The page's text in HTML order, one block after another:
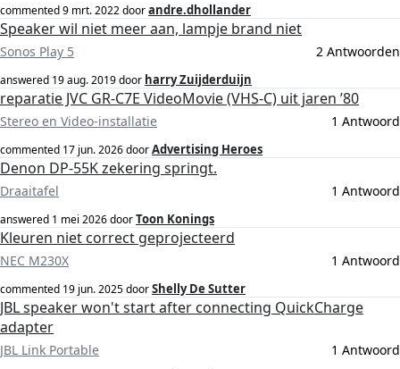
commented9 mrt. 2022doorandre.dhollander
Speaker wil niet meer aan, lampje brand niet
Sonos Play 5 2 Antwoorden
answered 19 aug. 2019door harry Zuijderduijn
reparatie JVC GR-C7E VideoMovie (VHS-C) uit jaren ’80
Stereo en Video-installatie 1 Antwoord
commented 17 jun. 2026doorAdvertising Heroes
Denon DP-55K zekering springt.
Draaitafel 1 Antwoord
answered 1 mei 2026doorToon Konings
Kleuren niet correct geprojecteerd
NEC M230X 1 Antwoord
commented 19 jun. 2025doorShelly De Sutter
JBL speaker won't start after connecting QuickCharge
adapter
JBL Link Portable 1 Antwoord